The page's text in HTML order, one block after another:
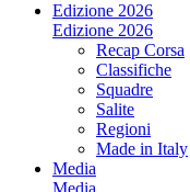
Edizione 2026
Edizione 2026
Recap Corsa
Classifiche
Squadre
Salite
Regioni
Made in Italy
Media
Media